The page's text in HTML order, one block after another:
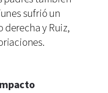
sufrió un
derecha y Ruiz,